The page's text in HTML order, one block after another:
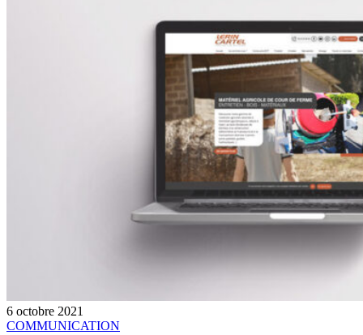
6 octobre 2021
COMMUNICATION